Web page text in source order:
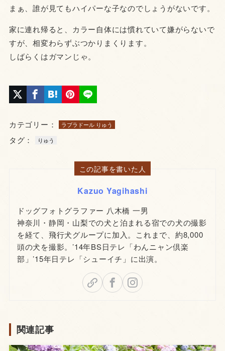
まぁ、誰が見てもハイパーな子なのでしょうがないです。
家に連れ帰ると、カラー自体には慣れていて嫌がらないで
すが、相変わらずぶつかりまくります。
しばらくはガマンじゃ。
カテゴリー： ラブラドール りゅう
タグ： りゅう
この記事を書いた人
Kazuo Yagihashi
ドッグフォトグラファー 八木橋 一男
神奈川・静岡・山梨での犬と泊まれる宿での犬の撮影
を経て、飛行犬グループに加入。これまで、約8,000
頭の犬を撮影。’14年BS日テレ「わんニャン倶楽
部」’15年日テレ「シューイチ」に出演。
関連記事